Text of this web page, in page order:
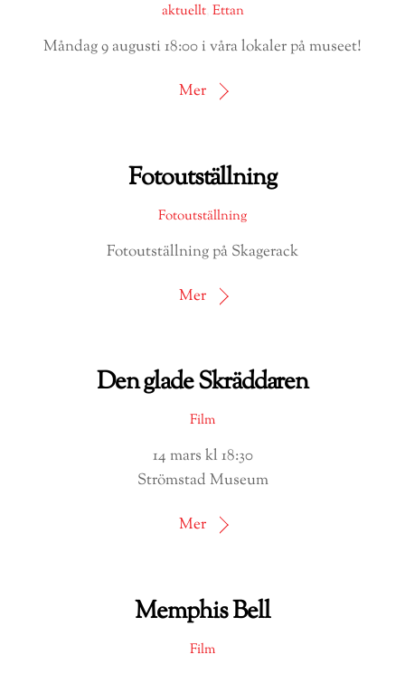
aktuellt, Ettan
Måndag 9 augusti 18:00 i våra lokaler på museet!
Mer
Fotoutställning
Fotoutställning
Fotoutställning på Skagerack
Mer
Den glade Skräddaren
Film
14 mars kl 18:30
Strömstad Museum
Mer
Memphis Bell
Film